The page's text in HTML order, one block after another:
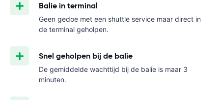
Balie in terminal
Geen gedoe met een shuttle service maar direct in
de terminal geholpen.
Snel geholpen bij de balie
De gemiddelde wachttijd bij de balie is maar 3
minuten.